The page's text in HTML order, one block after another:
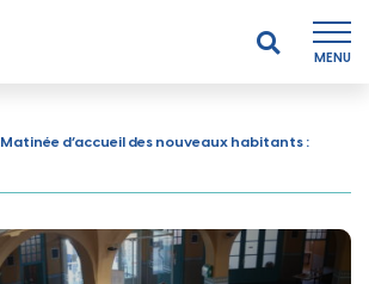
MENU
Matinée d’accueil des nouveaux habitants :